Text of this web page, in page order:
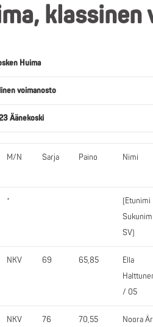
Huima
voimanosto
Äänekoski
M/N Sarja Paino Nimi
*
(Etunimi
SV)
NKV 69 65,85
Ella
/ 05
NKV 76 70,55
Noora